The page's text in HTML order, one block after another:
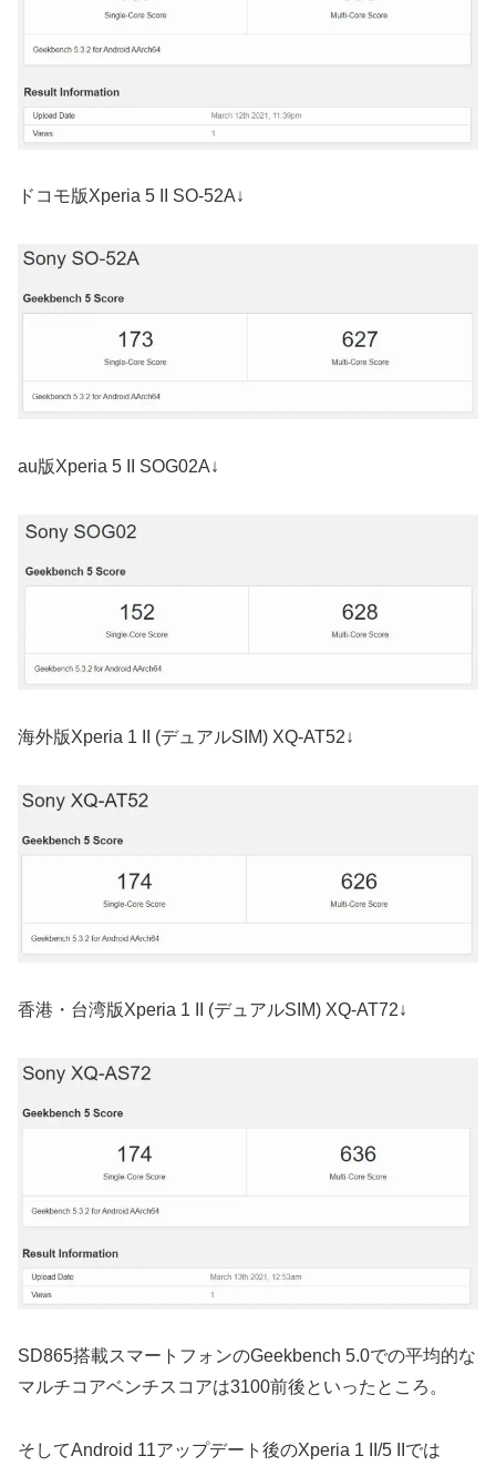
ドコモ版Xperia 5 II SO-52A↓
au版Xperia 5 II SOG02A↓
海外版Xperia 1 II (デュアルSIM) XQ-AT52↓
香港・台湾版Xperia 1 II (デュアルSIM) XQ-AT72↓
SD865搭載スマートフォンのGeekbench 5.0での平均的な
マルチコアベンチスコアは3100前後といったところ。
そしてAndroid 11アップデート後のXperia 1 II/5 IIでは